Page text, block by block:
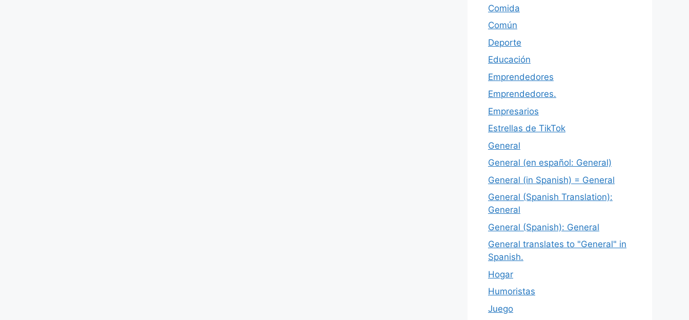
Comida
Común
Deporte
Educación
Emprendedores
Emprendedores.
Empresarios
Estrellas de TikTok
General
General (en español: General)
General (in Spanish) = General
General (Spanish Translation):
General
General (Spanish): General
General translates to "General" in
Spanish.
Hogar
Humoristas
Juego